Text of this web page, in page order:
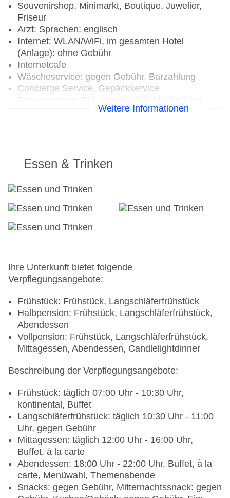
Souvenirshop, Minimarkt, Boutique, Juwelier,
Friseur
Arzt: Sprachen: englisch
Internet: WLAN/WiFi, im gesamten Hotel
(Anlage): ohne Gebühr
Internetcafe
Wäscheservice: gegen Gebühr, Barzahlung
Concierge Service, Gepäckservice
Gebühr, Anfrage & Reservierung nicht notwendig
Businesscenter: täglich 08:30 Uhr - 17:00 Uhr,
ohne Gebühr, Sprachen: englisch
Tagungseinrichtungen: Konferenzräume: 9,
klimatisierte Tagungsräume, Tagungsequipment:
Breaks: Barzahlung, pro Person ab 7.00 USD
Weitere Informationen
Essen & Trinken
Ihre Unterkunft bietet folgende
Verpflegungsangebote:
Frühstück: Frühstück, Langschläferfrühstück
Halbpension: Frühstück, Langschläferfrühstück,
Abendessen
Vollpension: Frühstück, Langschläferfrühstück,
Mittagessen, Abendessen, Candlelightdinner
Beschreibung der Verpflegungsangebote:
Frühstück: täglich 07:00 Uhr - 10:30 Uhr,
kontinental, Buffet
Langschläferfrühstück: täglich 10:30 Uhr - 11:00
Uhr, gegen Gebühr
Mittagessen: täglich 12:00 Uhr - 16:00 Uhr,
Buffet, à la carte
Abendessen: 18:00 Uhr - 22:00 Uhr, Buffet, à la
carte, Menüwahl, Themenabende
Snacks: gegen Gebühr, Mitternachtssnack: gegen